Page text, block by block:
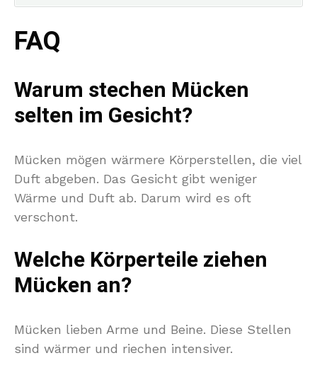
FAQ
Warum stechen Mücken
selten im Gesicht?
Mücken mögen wärmere Körperstellen, die viel
Duft abgeben. Das Gesicht gibt weniger
Wärme und Duft ab. Darum wird es oft
verschont.
Welche Körperteile ziehen
Mücken an?
Mücken lieben Arme und Beine. Diese Stellen
sind wärmer und riechen intensiver.